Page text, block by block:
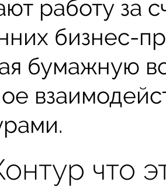
работу за
бизнес-
бумажную
что